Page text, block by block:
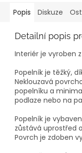
Popis Diskuze
Detailní popis
Interiér je vyroben
Popelník je těžký,
Neklouzavá
popelníku a
podlaze nebo na
Popelník je
zůstává uprostřed
Povrch je zdoben